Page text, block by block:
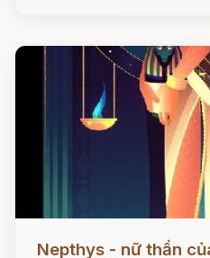
Nepthys - nữ thần